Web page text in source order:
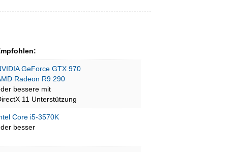
GeForce GTX 970
Radeon R9 290
bessere mit
11 Unterstützung
Core i5-3570K
besser